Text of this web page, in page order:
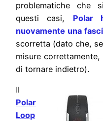
problematiche che
questi casi, Polar
nuovamente una
scorretta (dato che,
misure
di tornare indietro).
Il
Polar
Loop